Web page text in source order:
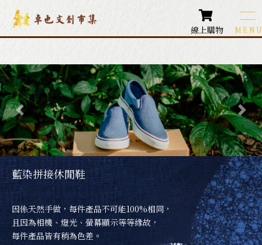
線上購物
卓也文創商品 Products
圍巾類商品
配件飾品
各式包款
生活小物
居家生活
藍染拼接休閒鞋
因係天然手做，每件產品不可能100%相同，
且因為相機、燈光、螢幕顯示等等緣故，
每件產品皆有稍為色差。